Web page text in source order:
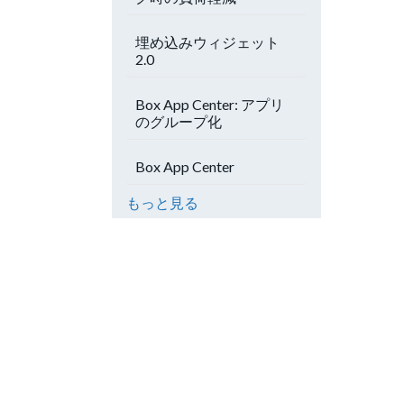
埋め込みウィジェット
2.0
Box App Center: アプリ
のグループ化
Box App Center
もっと見る